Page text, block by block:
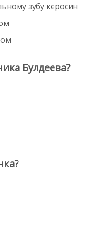
зубу керосин
Булдеева?